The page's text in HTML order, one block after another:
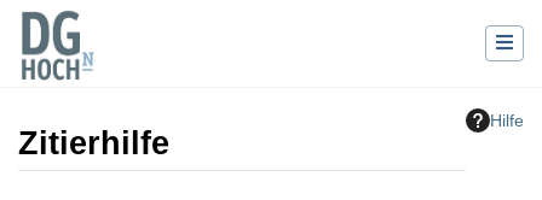
Hilfe
Zitierhilfe